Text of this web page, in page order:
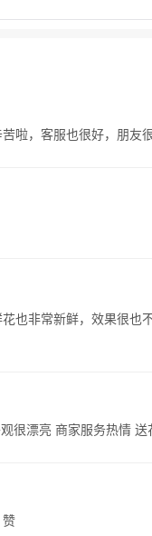
本建设投资审计中心
万达广场东区-东北门山
啦，客服也很好，朋友
也非常新鲜，效果很
很漂亮 商家服务热情
赞